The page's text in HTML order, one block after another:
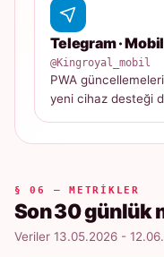
Telegram ·
@Kingroyal_mobil
PWA
yeni cihaz desteği
§ 06 — METRIKLER
Son 30 günlük
Veriler 13.05.2026 -